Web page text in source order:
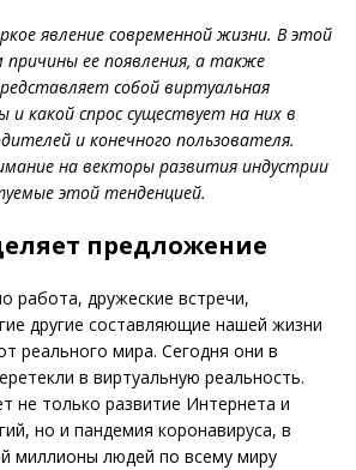
явление современной жизни. В этой
ее появления, а также
собой виртуальная
и какой спрос существует на них в
и конечного пользователя.
на векторы развития индустрии
этой тенденцией.
предложение
работа, дружеские встречи,
другие составляющие нашей жизни
реального мира. Сегодня они в
в виртуальную реальность.
не только развитие Интернета и
но и пандемия коронавируса, в
миллионы людей по всему миру